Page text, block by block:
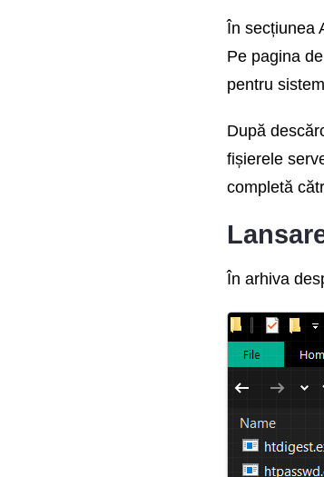
În secțiunea
Pe pagina
pentru
După
fișierele
completă
În arhiva